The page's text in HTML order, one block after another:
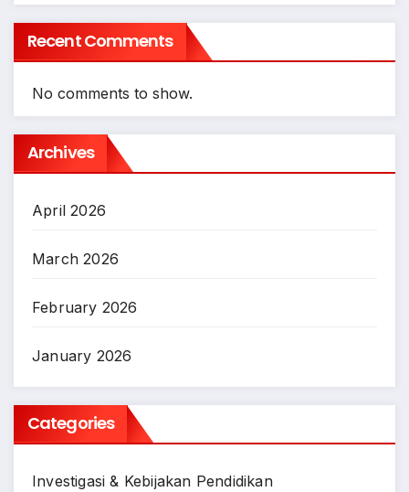
Recent Comments
No comments to show.
Archives
April 2026
March 2026
February 2026
January 2026
Categories
Investigasi & Kebijakan Pendidikan